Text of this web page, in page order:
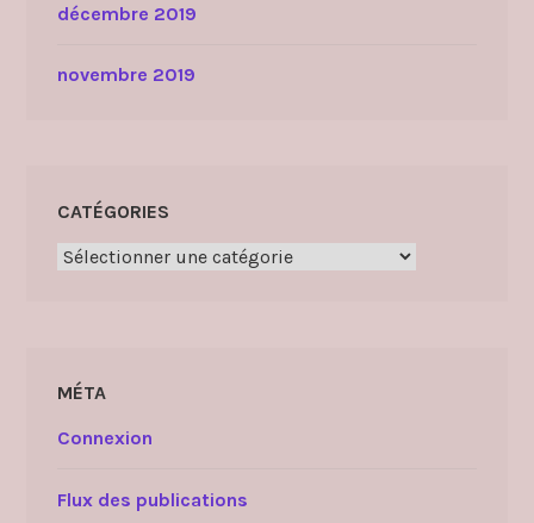
décembre 2019
novembre 2019
CATÉGORIES
Catégories
MÉTA
Connexion
Flux des publications